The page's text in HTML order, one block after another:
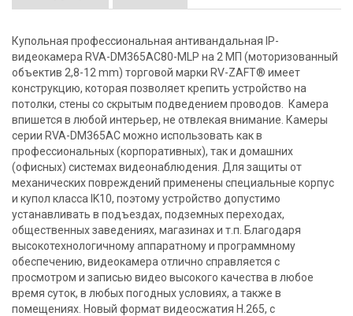
Купольная профессиональная антивандальная IP-
видеокамера RVA-DM365AC80-MLP на 2 МП (моторизованный
объектив 2,8-12 mm) торговой марки RV-ZAFT® имеет
конструкцию, которая позволяет крепить устройство на
потолки, стены со скрытым подведением проводов. Камера
впишется в любой интерьер, не отвлекая внимание. Камеры
серии RVA-DM365AC можно использовать как в
профессиональных (корпоративных), так и домашних
(офисных) системах видеонаблюдения. Для защиты от
механических повреждений применены специальные корпус
и купол класса IK10, поэтому устройство допустимо
устанавливать в подъездах, подземных переходах,
общественных заведениях, магазинах и т.п. Благодаря
высокотехнологичному аппаратному и программному
обеспечению, видеокамера отлично справляется с
просмотром и записью видео высокого качества в любое
время суток, в любых погодных условиях, а также в
помещениях. Новый формат видеосжатия H.265, с